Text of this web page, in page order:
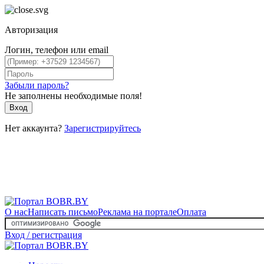
Авторизация
Логин, телефон или email
Забыли пароль?
Не заполнены необходимые поля!
Вход
Нет аккаунта? Зарегистрируйтесь
О насНаписать письмоРеклама на порталеОплата
Вход / регистрация